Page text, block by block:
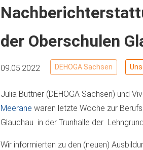
der Oberschulen
09.05.2022 DEHOGA Sachsen
Julia Büttner (DEHOGA Sachsen) und
Meerane waren letzte Woche zur
Glauchau in der Trunhalle der
Wir informierten zu den (neuen)